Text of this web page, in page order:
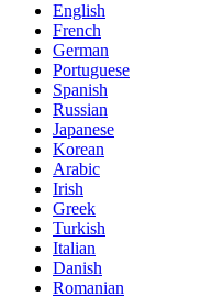
English
French
German
Portuguese
Spanish
Russian
Japanese
Korean
Arabic
Irish
Greek
Turkish
Italian
Danish
Romanian